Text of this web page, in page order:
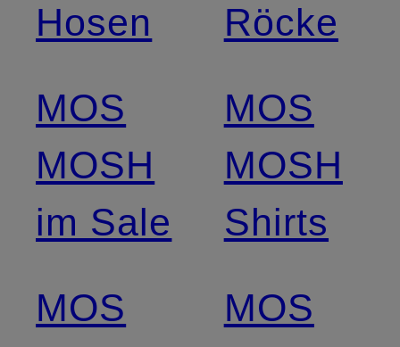
Hosen
MOS
MOSH
im Sale
MOS
Röcke
MOS
MOSH
Shirts
MOS